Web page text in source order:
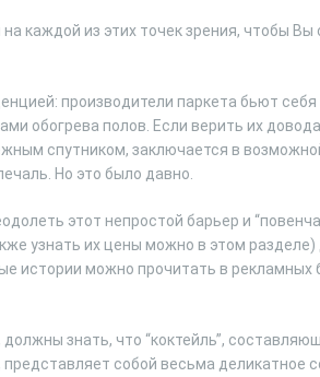
каждой из этих точек зрения, чтобы
производители паркета бьют
обогрева полов. Если верить их
спутником, заключается в
Но это было давно.
этот непростой барьер и
узнать их цены можно в этом
истории можно прочитать в рекламных
знать, что “коктейль”,
собой весьма деликатное